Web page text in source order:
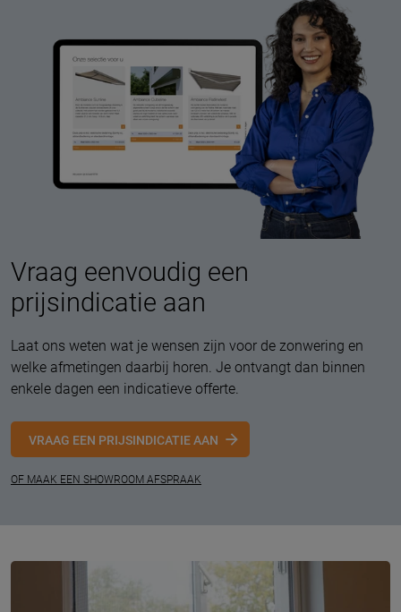
Vraag eenvoudig een
prijsindicatie aan
Laat ons weten wat je wensen zijn voor de zonwering en
welke afmetingen daarbij horen. Je ontvangt dan binnen
enkele dagen een indicatieve offerte.
VRAAG EEN PRIJSINDICATIE AAN
OF MAAK EEN SHOWROOM AFSPRAAK